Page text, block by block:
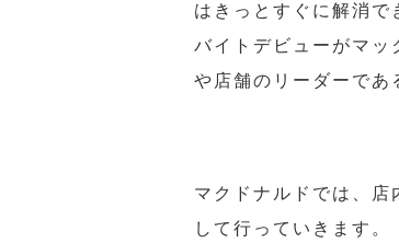
はきっとすぐに解消で
バイトデビューがマッ
や店舗のリーダーであ
マクドナルドでは、
して行っていきます。